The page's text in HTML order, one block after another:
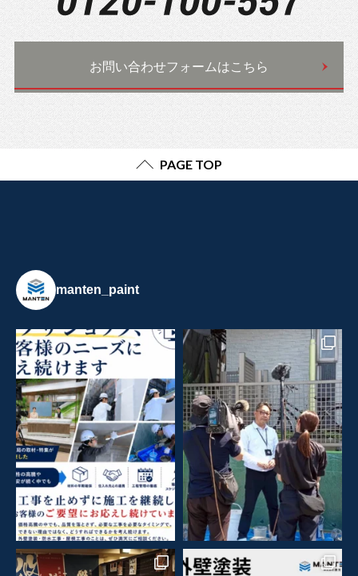
お問い合わせフォームはこちら
PAGE TOP
manten_paint